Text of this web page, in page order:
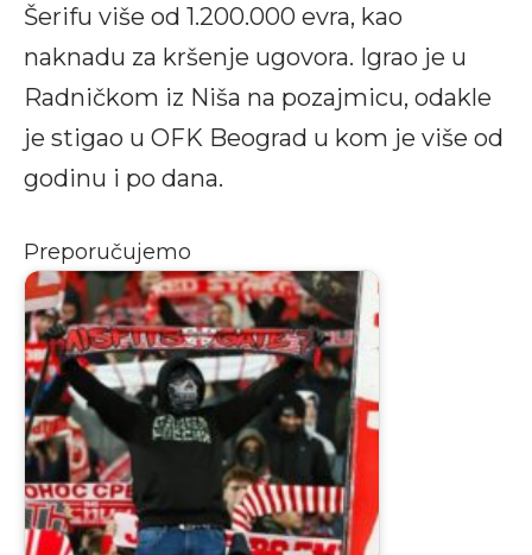
Šerifu više od 1.200.000 evra, kao
naknadu za kršenje ugovora. Igrao je u
Radničkom iz Niša na pozajmicu, odakle
je stigao u OFK Beograd u kom je više od
godinu i po dana.
Preporučujemo